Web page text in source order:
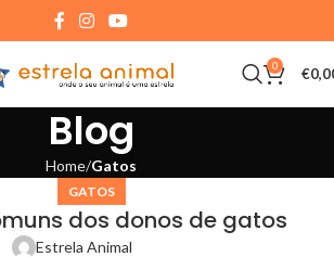
0 €
Blog
Home Gatos
GATOS
dos donos de gatos
Estrela Animal